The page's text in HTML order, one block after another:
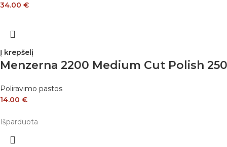
34.00 €
Į krepšelį
Menzerna 2200 Medium Cut Polish
Poliravimo pastos
14.00 €
Išparduota